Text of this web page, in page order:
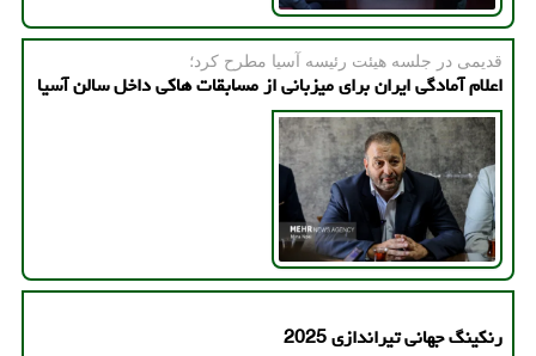
قدیمی در جلسه هیئت رئیسه آسیا مطرح كرد؛
اعلام آمادگی ایران برای میزبانی از مسابقات هاکی داخل سالن آسیا
رنکینگ جهانی تیراندازی 2025